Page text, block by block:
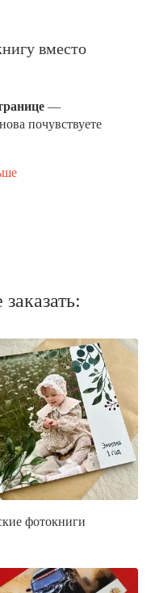
вместо
—
почувствуете
фотокниги